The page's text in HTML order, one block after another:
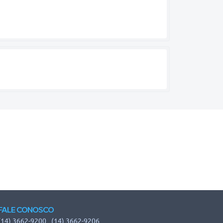
CONOSCO
3662-9200 (14) 3662-9206